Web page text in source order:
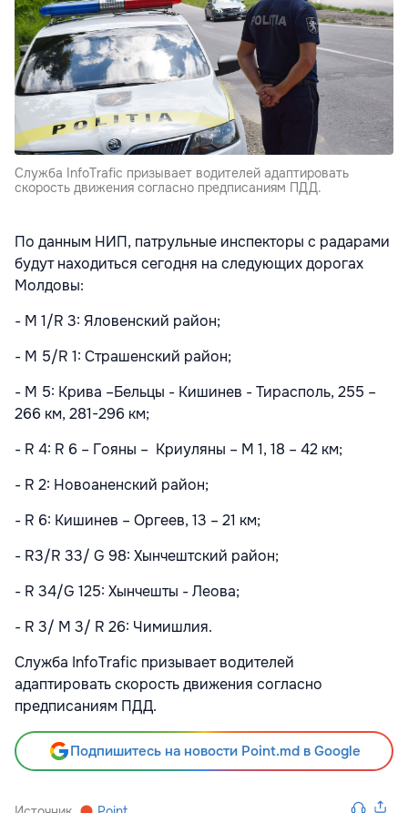
Служба InfoTrafic призывает водителей адаптировать
скорость движения согласно предписаниям ПДД.
По данным НИП, патрульные инспекторы с радарами
будут находиться сегодня на следующих дорогах
Молдовы:
- M 1/R 3: Яловенский район;
- M 5/R 1: Страшенский район;
- M 5: Крива –Бельцы - Кишинев - Тирасполь, 255 –
266 км, 281-296 км;
- R 4: R 6 – Гояны – Криуляны – M 1, 18 – 42 км;
- R 2: Новоаненский район;
- R 6: Кишинев – Оргеев, 13 – 21 км;
- R3/R 33/ G 98: Хынчештский район;
- R 34/G 125: Хынчешты - Леова;
- R 3/ M 3/ R 26: Чимишлия.
Служба InfoTrafic призывает водителей
адаптировать скорость движения согласно
предписаниям ПДД.
Подпишитесь на новости Point.md в Google